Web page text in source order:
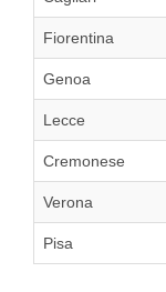
Fiorentina
Genoa
Lecce
Cremonese
Verona
Pisa